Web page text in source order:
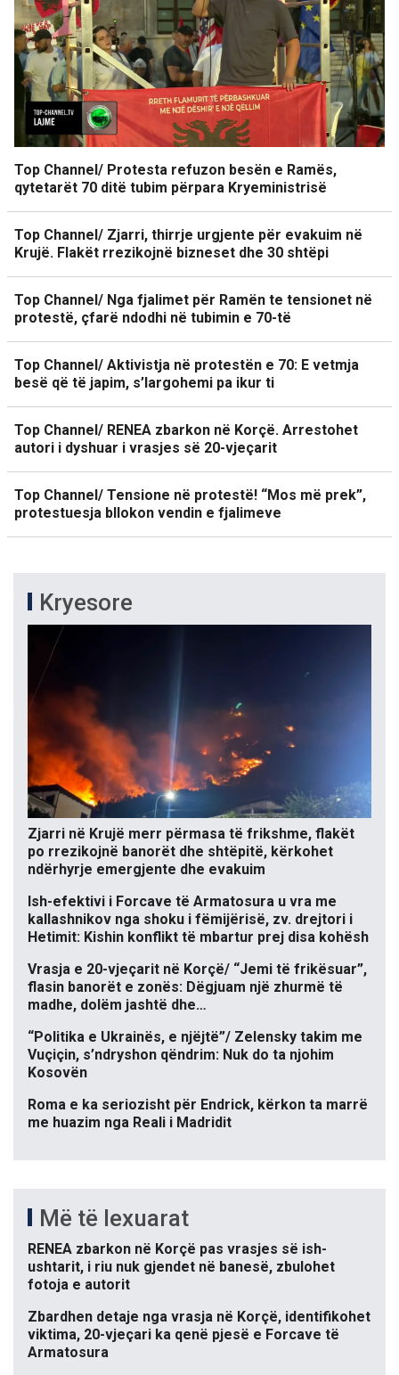
Top Channel/ Protesta refuzon besën e Ramës,
qytetarët 70 ditë tubim përpara Kryeministrisë
Top Channel/ Zjarri, thirrje urgjente për evakuim në
Krujë. Flakët rrezikojnë bizneset dhe 30 shtëpi
Top Channel/ Nga fjalimet për Ramën te tensionet në
protestë, çfarë ndodhi në tubimin e 70-të
Top Channel/ Aktivistja në protestën e 70: E vetmja
besë që të japim, s’largohemi pa ikur ti
Top Channel/ RENEA zbarkon në Korçë. Arrestohet
autori i dyshuar i vrasjes së 20-vjeçarit
Top Channel/ Tensione në protestë! “Mos më prek”,
protestuesja bllokon vendin e fjalimeve
Kryesore
Zjarri në Krujë merr përmasa të frikshme, flakët
po rrezikojnë banorët dhe shtëpitë, kërkohet
ndërhyrje emergjente dhe evakuim
Ish-efektivi i Forcave të Armatosura u vra me
kallashnikov nga shoku i fëmijërisë, zv. drejtori i
Hetimit: Kishin konflikt të mbartur prej disa kohësh
Vrasja e 20-vjeçarit në Korçë/ “Jemi të frikësuar”,
flasin banorët e zonës: Dëgjuam një zhurmë të
madhe, dolëm jashtë dhe…
“Politika e Ukrainës, e njëjtë”/ Zelensky takim me
Vuçiçin, s’ndryshon qëndrim: Nuk do ta njohim
Kosovën
Roma e ka seriozisht për Endrick, kërkon ta marrë
me huazim nga Reali i Madridit
Më të lexuarat
RENEA zbarkon në Korçë pas vrasjes së ish-
ushtarit, i riu nuk gjendet në banesë, zbulohet
fotoja e autorit
Zbardhen detaje nga vrasja në Korçë, identifikohet
viktima, 20-vjeçari ka qenë pjesë e Forcave të
Armatosura